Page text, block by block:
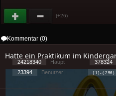
(+26)
Kommentar (0)
Hatte ein Praktikum im
24218340 Haupt 378324
23394
Benutzer [ 1 ] - ( 2.56 )